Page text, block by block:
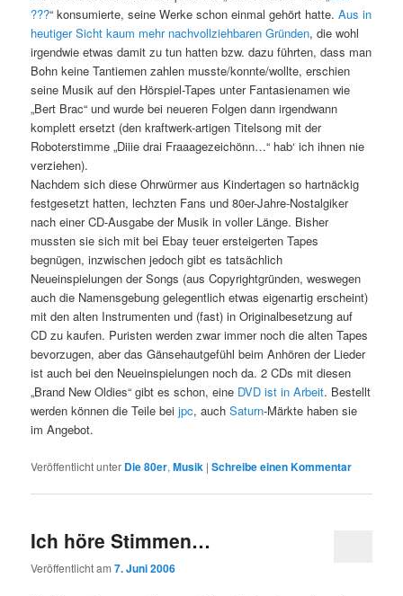
???“ konsumierte, seine Werke schon einmal gehört hatte.Aus in
heutiger Sicht kaum mehr nachvollziehbaren Gründen, die wohl
irgendwie etwas damit zu tun hatten bzw. dazu führten, dass man
Bohn keine Tantiemen zahlen musste/konnte/wollte, erschien
seine Musik auf den Hörspiel-Tapes unter Fantasienamen wie
„Bert Brac“ und wurde bei neueren Folgen dann irgendwann
komplett ersetzt (den kraftwerk-artigen Titelsong mit der
Roboterstimme „Diiie drai Fraaagezeichönn…“ hab‘ ich ihnen nie
verziehen).
Nachdem sich diese Ohrwürmer aus Kindertagen so hartnäckig
festgesetzt hatten, lechzten Fans und 80er-Jahre-Nostalgiker
nach einer CD-Ausgabe der Musik in voller Länge. Bisher
mussten sie sich mit bei Ebay teuer ersteigerten Tapes
begnügen, inzwischen jedoch gibt es tatsächlich
Neueinspielungen der Songs (aus Copyrightgründen, weswegen
auch die Namensgebung gelegentlich etwas eigenartig erscheint)
mit den alten Instrumenten und (fast) in Originalbesetzung auf
CD zu kaufen. Puristen werden zwar immer noch die alten Tapes
bevorzugen, aber das Gänsehautgefühl beim Anhören der Lieder
ist auch bei den Neueinspielungen noch da. 2 CDs mit diesen
„Brand New Oldies“ gibt es schon, eine DVD ist in Arbeit. Bestellt
werden können die Teile beijpc, auchSaturn-Märkte haben sie
im Angebot.
Veröffentlicht unter Die 80er,Musik |Schreibe einen Kommentar
Ich höre Stimmen…
Veröffentlicht am7. Juni 2006